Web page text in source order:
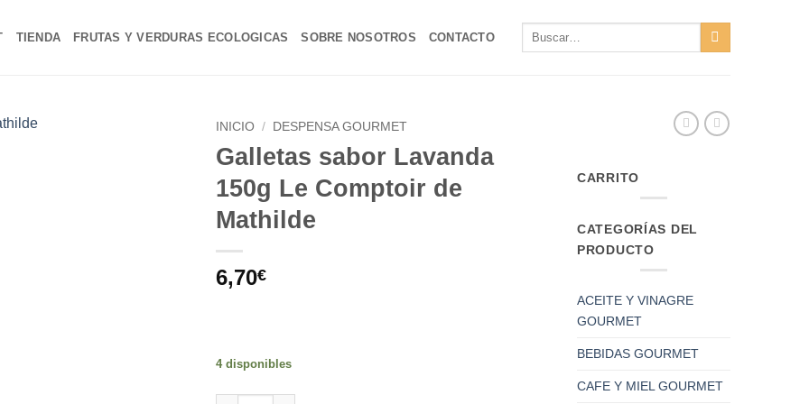
TIENDA FRUTAS Y VERDURAS ECOLOGICAS SOBRE NOSOTROS CONTACTO
Buscar
INICIO / DESPENSA GOURMET
Galletas sabor Lavanda
150g Le Comptoir de
Mathilde
6,70€
4 disponibles
CARRITO
CATEGORÍAS DEL
PRODUCTO
ACEITE Y VINAGRE
GOURMET
BEBIDAS GOURMET
CAFE Y MIEL GOURMET